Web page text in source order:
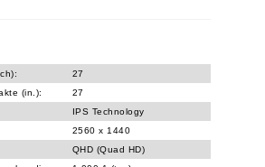
27
(in.):
27
IPS Technology
2560 x 1440
QHD (Quad HD)